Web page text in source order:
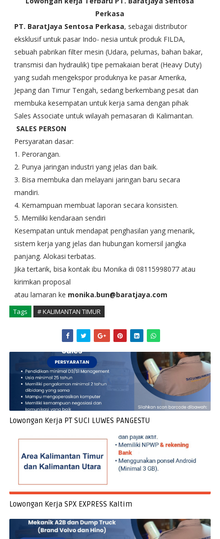
Perkasa
PT. BaratJaya Sentosa Perkasa, sebagai distributor
eksklusif untuk pasar Indo- nesia untuk produk FILDA,
sebuah pabrikan filter mesin (Udara, pelumas, bahan bakar,
transmisi dan hydraulik) tipe pemakaian berat (Heavy Duty)
yang sudah mengekspor produknya ke pasar Amerika,
Jepang dan Timur Tengah, sedang berkembang pesat dan
membuka kesempatan untuk kerja sama dengan pihak
Sales Associate untuk wilayah pemasaran di Kalimantan.
SALES PERSON
Persyaratan dasar:
1. Perorangan.
2. Punya jaringan industri yang jelas dan baik.
3. Bisa membuka dan melayani jaringan baru secara
mandiri.
4. Kemampuan membuat laporan secara konsisten.
5. Memiliki kendaraan sendiri
Kesempatan untuk mendapat penghasilan yang menarik,
sistem kerja yang jelas dan hubungan komersil jangka
panjang. Alokasi terbatas.
Jika tertarik, bisa kontak ibu Monika di 08115998077 atau
kirimkan proposal
atau lamaran ke monika.bun@baratjaya.com
Tags # KALIMANTAN TIMUR
Lowongan Kerja PT SUCI LUWES PANGESTU
Lowongan Kerja SPX EXPRESS Kaltim